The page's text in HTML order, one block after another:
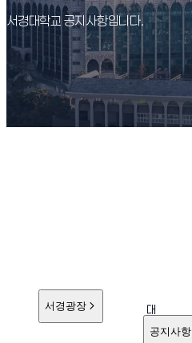
서경대학교 공지사항입니다.
서경광장
대
학
공지사항